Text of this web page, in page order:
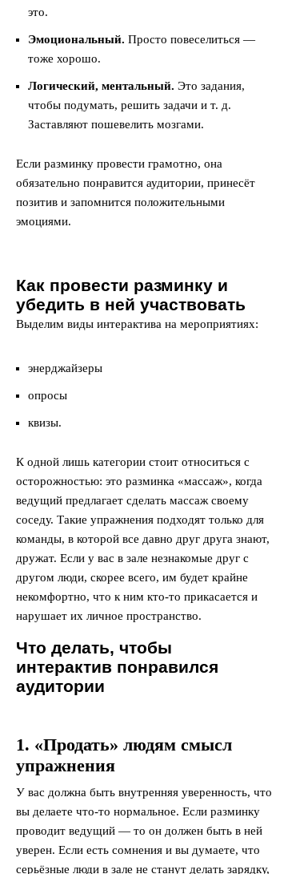
это.
Эмоциональный. Просто повеселиться —
тоже хорошо.
Логический, ментальный. Это задания,
чтобы подумать, решить задачи и т. д.
Заставляют пошевелить мозгами.
Если разминку провести грамотно, она
обязательно понравится аудитории, принесёт
позитив и запомнится положительными
эмоциями.
Как провести разминку и
убедить в ней участвовать
Выделим виды интерактива на мероприятиях:
энерджайзеры
опросы
квизы.
К одной лишь категории стоит относиться с
осторожностью: это разминка «массаж», когда
ведущий предлагает сделать массаж своему
соседу. Такие упражнения подходят только для
команды, в которой все давно друг друга знают,
дружат. Если у вас в зале незнакомые друг с
другом люди, скорее всего, им будет крайне
некомфортно, что к ним кто-то прикасается и
нарушает их личное пространство.
Что делать, чтобы
интерактив понравился
аудитории
1. «Продать» людям смысл
упражнения
У вас должна быть внутренняя уверенность, что
вы делаете что-то нормальное. Если разминку
проводит ведущий — то он должен быть в ней
уверен. Если есть сомнения и вы думаете, что
серьёзные люди в зале не станут делать зарядку,